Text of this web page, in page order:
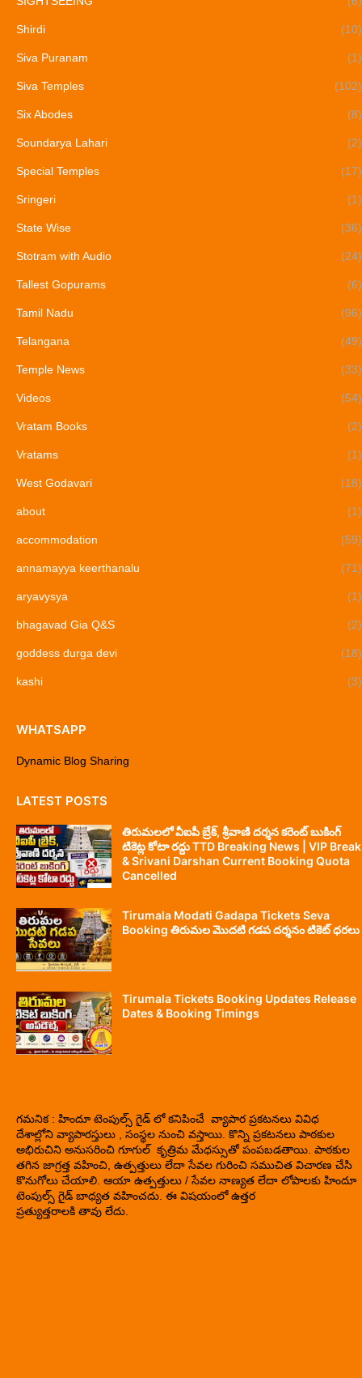
Shirdi (10)
Siva Puranam (1)
Siva Temples (102)
Six Abodes (8)
Soundarya Lahari (2)
Special Temples (17)
Sringeri (1)
State Wise (36)
Stotram with Audio (24)
Tallest Gopurams (6)
Tamil Nadu (96)
Telangana (49)
Temple News (33)
Videos (54)
Vratam Books (2)
Vratams (1)
West Godavari (18)
about (1)
accommodation (59)
annamayya keerthanalu (71)
aryavysya (1)
bhagavad Gia Q&S (2)
goddess durga devi (18)
kashi (3)
WHATSAPP
Dynamic Blog Sharing
LATEST POSTS
తిరుమలలో వీఐపీ బ్రేక్, శ్రీవాణి దర్శన కరెంట్ బుకింగ్
టికెట్ల కోటా రద్దు TTD Breaking News | VIP Break
& Srivani Darshan Current Booking Quota
Cancelled
Tirumala Modati Gadapa Tickets Seva
Booking తిరుమల మొదటి గడప దర్శనం టికెట్ ధరలు
Tirumala Tickets Booking Updates Release
Dates & Booking Timings
గమనిక : హిందూ టెంపుల్స్ గైడ్ లో కనిపించే వ్యాపార ప్రకటనలు వివిధ
దేశాల్లోని వ్యాపారస్తులు , సంస్థల నుంచి వస్తాయి. కొన్ని ప్రకటనలు పాఠకుల
అభిరుచిని అనుసరించి గూగుల్ కృత్రిమ మేధస్సుతో పంపబడతాయి. పాఠకుల
తగిన జాగ్రత్త వహించి, ఉత్పత్తులు లేదా సేవల గురించి సముచిత విచారణ చేసి
కొనుగోలు చేయాలి. ఆయా ఉత్పత్తులు / సేవల నాణ్యత లేదా లోపాలకు హిందూ
టెంపుల్స్ గైడ్ బాధ్యత వహించదు. ఈ విషయంలో ఉత్తర
ప్రత్యుత్తరాలకి తావు లేదు.